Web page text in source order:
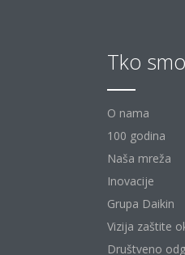
Tko
O nama
100 godina
Naša mreža
Inovacije
Grupa Daikin
Vizija zaštite
Društveno